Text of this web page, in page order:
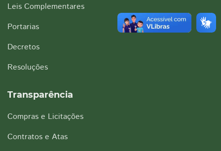
Leis Complementares
Portarias
Decretos
Resoluções
Transparência
Compras e Licitações
Contratos e Atas